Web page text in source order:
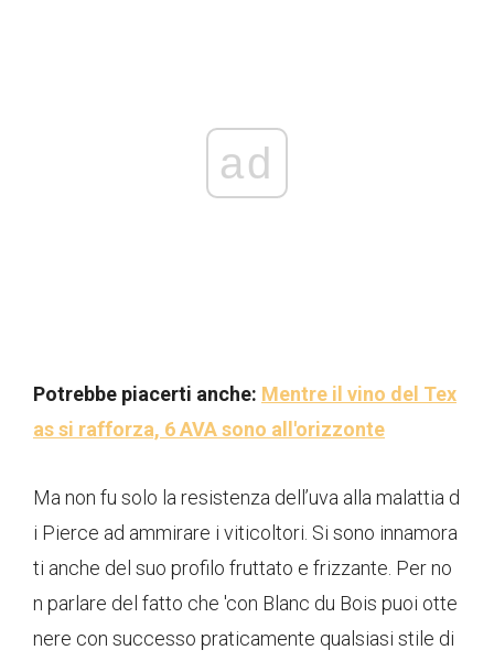
ad
Potrebbe piacerti anche: Mentre il vino del Tex
as si rafforza, 6 AVA sono all'orizzonte
Ma non fu solo la resistenza dell’uva alla malattia d
i Pierce ad ammirare i viticoltori. Si sono innamora
ti anche del suo profilo fruttato e frizzante. Per no
n parlare del fatto che 'con Blanc du Bois puoi otte
nere con successo praticamente qualsiasi stile di